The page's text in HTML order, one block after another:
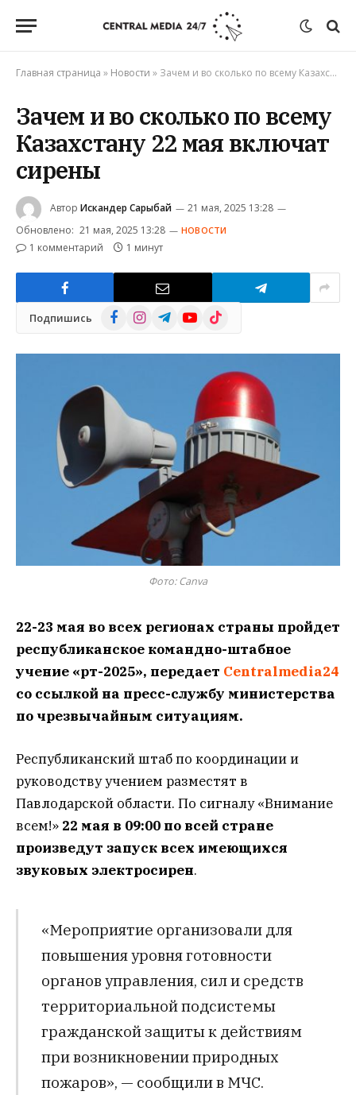
Главная страница » Новости » Зачем и во сколько по всему Казахстану 22 мая включат сирены
Зачем и во сколько по всему
Казахстану 22 мая включат
сирены
Автор Искандер Сарыбай
21 мая, 2025 13:28
Обновлено: 21 мая, 2025 13:28 НОВОСТИ
1 комментарий 1 минут
Подпишись FacebookInstagramTelegramYouTube
TikTok
Фото: Canva
22-23 мая во всех регионах страны пройдет
республиканское командно-штабное
учение «Өрт-2025», передает Centralmedia24
со ссылкой на пресс-службу министерства
по чрезвычайным ситуациям.
Республиканский штаб по координации и
руководству учением разместят в
Павлодарской области. По сигналу «Внимание
всем!» 22 мая в 09:00 по всей стране
произведут запуск всех имеющихся
звуковых электросирен.
«Мероприятие организовали для
повышения уровня готовности
органов управления, сил и средств
территориальной подсистемы
гражданской защиты к действиям
при возникновении природных
пожаров», — сообщили в МЧС.